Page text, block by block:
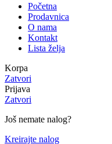
Početna
Prodavnica
O nama
Kontakt
Lista želja
Korpa
Zatvori
Prijava
Zatvori
Još nemate nalog?
Kreirajte nalog